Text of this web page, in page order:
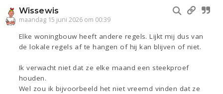
Wissewis
maandag 15 juni 2026 om 00:39
Elke woningbouw heeft andere regels. Lijkt mij dus van
de lokale regels af te hangen of hij kan blijven of niet.
Ik verwacht niet dat ze elke maand een steekproef
houden.
Wel zou ik bijvoorbeeld het niet vreemd vinden dat ze